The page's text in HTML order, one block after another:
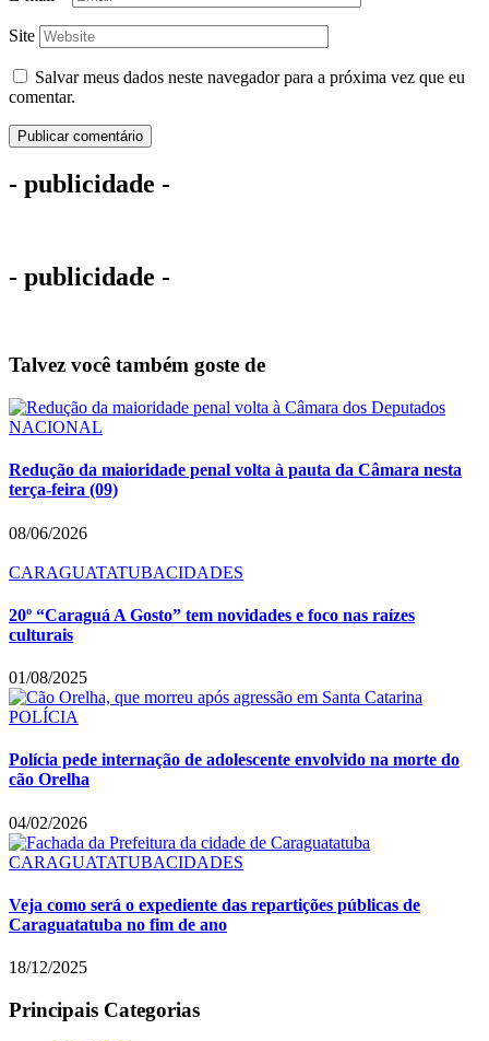
Site
Salvar meus dados neste navegador para a próxima vez que eu
comentar.
- publicidade -
- publicidade -
Talvez você também goste de
NACIONAL
Redução da maioridade penal volta à pauta da Câmara nesta
terça-feira (09)
08/06/2026
CARAGUATATUBACIDADES
20º “Caraguá A Gosto” tem novidades e foco nas raízes
culturais
01/08/2025
POLÍCIA
Polícia pede internação de adolescente envolvido na morte do
cão Orelha
04/02/2026
CARAGUATATUBACIDADES
Veja como será o expediente das repartições públicas de
Caraguatatuba no fim de ano
18/12/2025
Principais Categorias